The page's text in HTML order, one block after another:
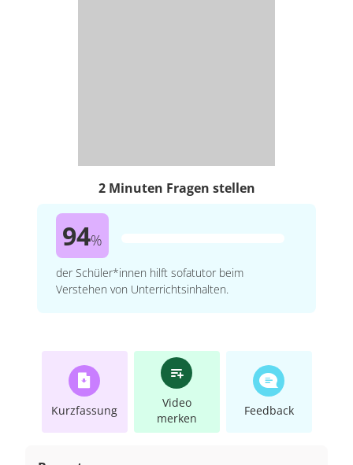
2 Minuten Fragen stellen
94%
der Schüler*innen hilft sofatutor beim
Verstehen von Unterrichtsinhalten.
Kurzfassung
Video
merken
Feedback